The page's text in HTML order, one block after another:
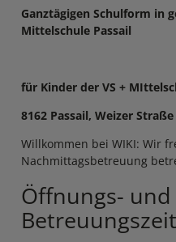
Ganztägigen Schulform in
Mittelschule Passail
für Kinder der VS +
8162 Passail, Weizer Straße
Willkommen bei WIKI: Wir
Nachmittagsbetreuung
Öffnungs- und